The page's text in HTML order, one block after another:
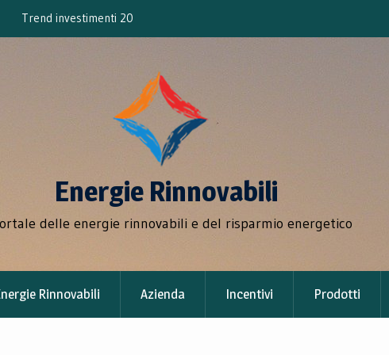
Energie Rinnovabili
delle energie rinnovabili e del risparmio energetico
Rinnovabili Azienda Incentivi Prodotti